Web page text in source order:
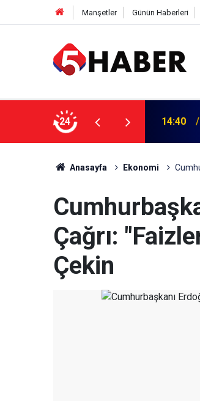
Manşetler Günün Haberleri
24
dahil 11 kişi gözaltına alındı 13:55
Anasayfa Ekonomi
Çağrı:
Çekin